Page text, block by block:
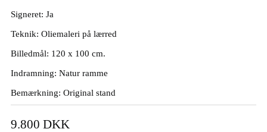
Signeret: Ja
Teknik: Oliemaleri på lærred
Billedmål: 120 x 100 cm.
Indramning: Natur ramme
Bemærkning: Original stand
9.800 DKK